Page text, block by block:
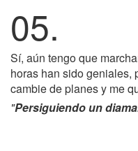
05.
Sí, aún tengo que
horas han sido geniales,
cambie de planes y me
"Persiguiendo un